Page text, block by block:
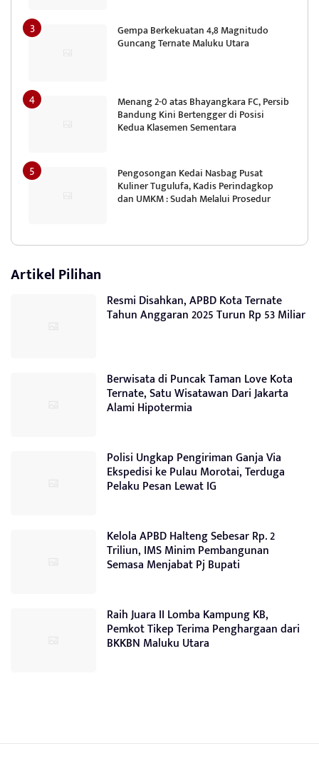
Gempa Berkekuatan 4,8 Magnitudo
Guncang Ternate Maluku Utara
Menang 2-0 atas Bhayangkara FC, Persib
Bandung Kini Bertengger di Posisi
Kedua Klasemen Sementara
Pengosongan Kedai Nasbag Pusat
Kuliner Tugulufa, Kadis Perindagkop
dan UMKM : Sudah Melalui Prosedur
Artikel Pilihan
Resmi Disahkan, APBD Kota Ternate
Tahun Anggaran 2025 Turun Rp 53 Miliar
Berwisata di Puncak Taman Love Kota
Ternate, Satu Wisatawan Dari Jakarta
Alami Hipotermia
Polisi Ungkap Pengiriman Ganja Via
Ekspedisi ke Pulau Morotai, Terduga
Pelaku Pesan Lewat IG
Kelola APBD Halteng Sebesar Rp. 2
Triliun, IMS Minim Pembangunan
Semasa Menjabat Pj Bupati
Raih Juara II Lomba Kampung KB,
Pemkot Tikep Terima Penghargaan dari
BKKBN Maluku Utara